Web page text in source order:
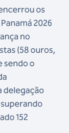
os
2026
no
(58 ouros,
sendo o
delegação
152